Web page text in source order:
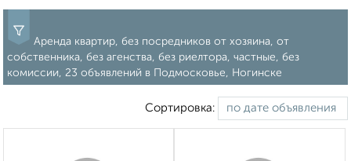
Аренда квартир, без посредников от хозяина, от
собственника, без агенства, без риелтора, частные, без
комиссии, 23 объявлений в Подмосковье, Ногинске
Сортировка: